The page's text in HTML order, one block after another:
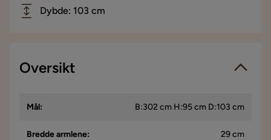
Dybde: 103 cm
Oversikt
Mål: B:302 cm H:95 cm D:103 cm
Bredde armlene: 29 cm